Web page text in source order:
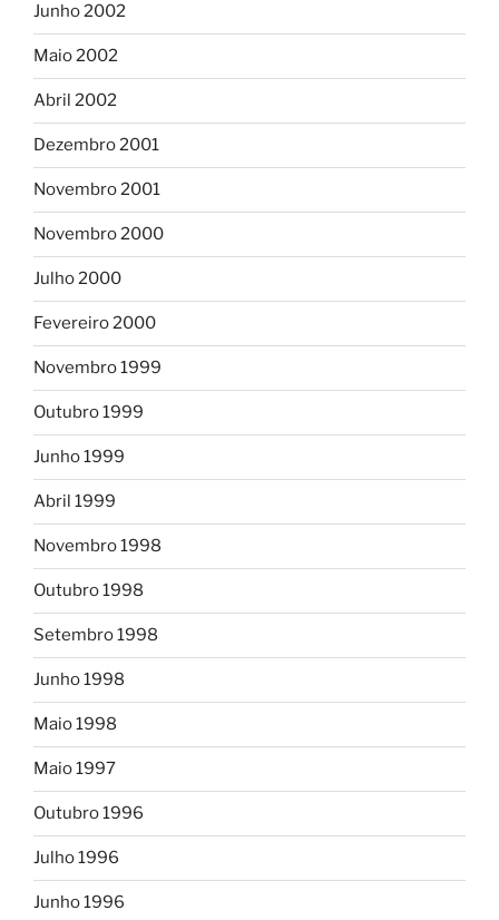
Junho 2002
Maio 2002
Abril 2002
Dezembro 2001
Novembro 2001
Novembro 2000
Julho 2000
Fevereiro 2000
Novembro 1999
Outubro 1999
Junho 1999
Abril 1999
Novembro 1998
Outubro 1998
Setembro 1998
Junho 1998
Maio 1998
Maio 1997
Outubro 1996
Julho 1996
Junho 1996